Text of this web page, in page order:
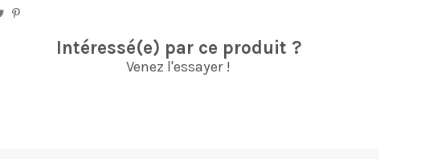
Intéressé(e) par ce produit ?
Venez l'essayer !